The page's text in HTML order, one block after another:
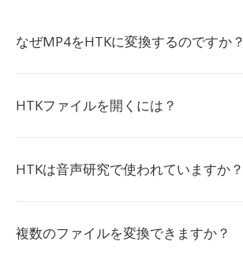
なぜMP4をHTKに変換するのですか？
HTKファイルを開くには？
HTKは音声研究で使われていますか？
複数のファイルを変換できますか？